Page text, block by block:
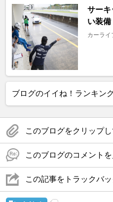
サーキ
い装備
カーライ
ブログのイイね！ランキン
このブログをクリップ
このブログのコメントを
この記事をトラックバ